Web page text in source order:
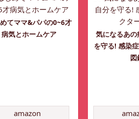
てママ&パパの0~6才
病気とホームケア
amazon
気になるあ
を守る! 感染
図